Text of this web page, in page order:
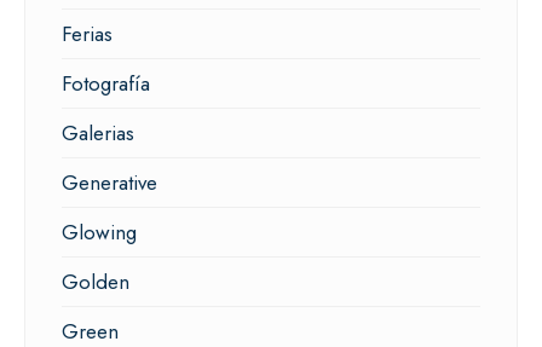
Ferias
Fotografía
Galerias
Generative
Glowing
Golden
Green